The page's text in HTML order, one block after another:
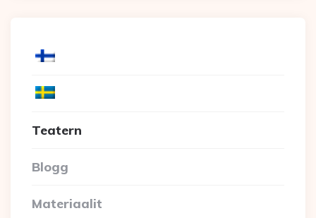
Teatern
Blogg
Materiaalit